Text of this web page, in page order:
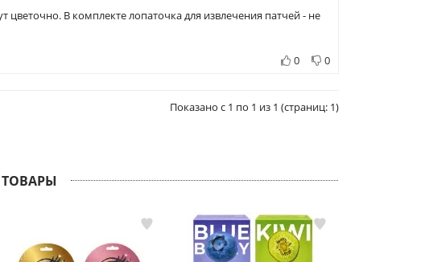
цветочно. В комплекте лопаточка для извлечения патчей - не
0 0
Показано с 1 по 1 из 1 (страниц: 1)